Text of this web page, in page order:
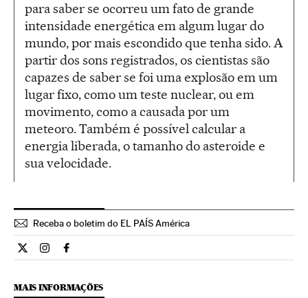
para saber se ocorreu um fato de grande
intensidade energética em algum lugar do
mundo, por mais escondido que tenha sido. A
partir dos sons registrados, os cientistas são
capazes de saber se foi uma explosão em um
lugar fixo, como um teste nuclear, ou em
movimento, como a causada por um
meteoro. Também é possível calcular a
energia liberada, o tamanho do asteroide e
sua velocidade.
Receba o boletim do EL PAÍS América
Ciencia El País Brasil en Twitter
Ciencia El País Brasil en Instagram
Ciencia El País Brasil en Facebook
MAIS INFORMAÇÕES